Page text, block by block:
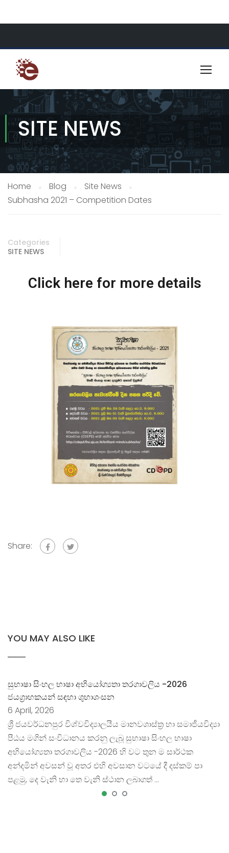
SITE NEWS
Home Blog
Site News
Subhasha 2021 – Competition Dates
Categories
SITE NEWS
Click here for more details
Share:
YOU MAY ALSO LIKE
සුභාෂා සිංහල භාෂා අභියෝග්‍යතා තරගාවලිය -2026
ජයග්‍රාහකයන් සඳහා ශුභාශංසන
6 April, 2026
ශ්‍රී ජයවර්ධනපුර විශ්වවිද්‍යාලයීය මානවශාස්ත්‍ර හා සමාජීයවිද්‍යා
පීඨය මගින් සංවිධානය කරනු ලැබූ සුභාෂා සිංහල භාෂා
අභියෝග්‍යතා තරගාවලිය -2026 හි වට තුන ම සාර්ථක
අන්දමින් අවසන් වූ අතර එහි අවසාන වටයේ දී දස්කම් පා
පළමු, දෙ වැනි හා තෙ වැනි ස්ථාන ලබාගත් …